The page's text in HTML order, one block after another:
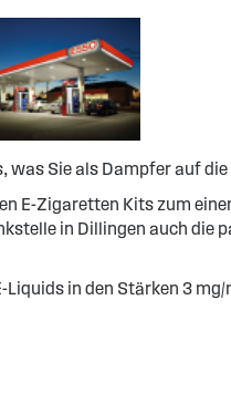
was Sie als Dampfer auf
E-Zigaretten Kits zum
in Dillingen auch die
Liquids in den Stärken 3